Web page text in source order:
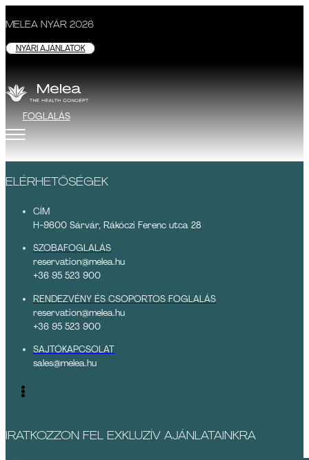
MELEA NYÁR 2026
NYÁRI AJÁNLATOK
FOGLALÁS
ELÉRHETŐSÉGEK
CÍM
H-9600 Sárvár, Rákóczi Ferenc utca 28
SZOBAFOGLALÁS
reservation@melea.hu
+36 95 523 900
RENDEZVÉNY ÉS CSOPORTOS FOGLALÁS
reservation@melea.hu
+36 95 523 900
SAJTÓKAPCSOLAT
sales@melea.hu
IRATKOZZON FEL EXKLUZÍV AJÁNLATAINKRA